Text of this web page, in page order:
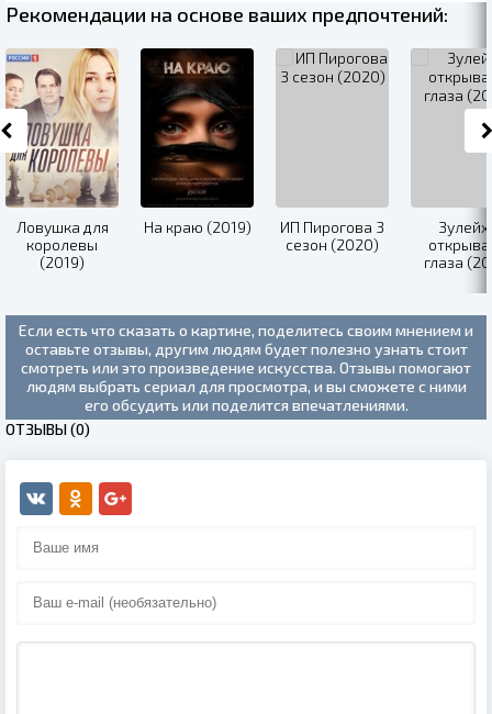
Рекомендации на основе ваших предпочтений:
Ловушка для
королевы
(2019)
На краю (2019)
ИП Пирогова 3
сезон (2020)
глаза
Если есть что сказать о картине, поделитесь своим мнением и
оставьте отзывы, другим людям будет полезно узнать стоит
смотреть или это произведение искусства. Отзывы помогают
людям выбрать сериал для просмотра, и вы сможете с ними
его обсудить или поделится впечатлениями.
ОТЗЫВЫ (0)